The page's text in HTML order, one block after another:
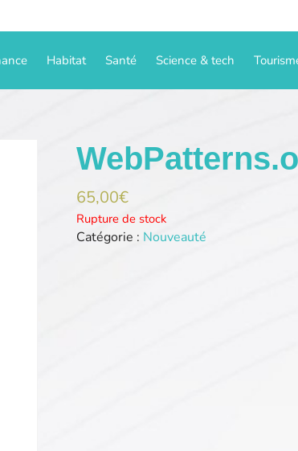
Habitat Santé Science & tech
65,00€
Rupture de stock
Catégorie : Nouveauté